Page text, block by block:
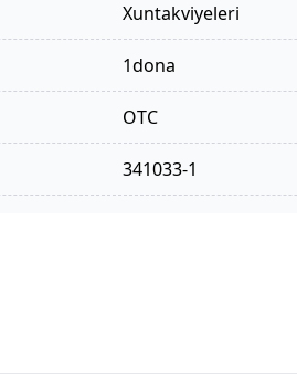
xuntakviyeleri
1dona
OTC
341033-1